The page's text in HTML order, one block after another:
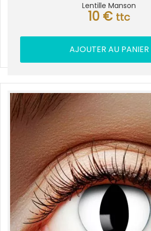
Lentille Manson
10 € ttc
AJOUTER AU PANIER